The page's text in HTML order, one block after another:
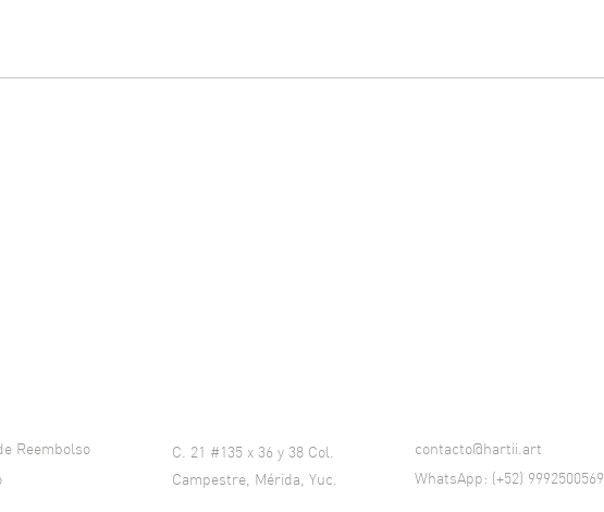
Reembolso
C. 21 #135 x 36 y 38 Col.
Campestre, Mérida, Yuc.
contacto@hartii.art
WhatsApp: (+52) 9992500569